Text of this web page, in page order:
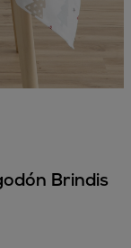
Brindis